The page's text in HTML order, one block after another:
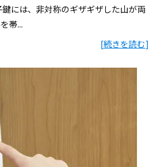
には、非対称のギザギザした山が両
帯...
[続きを読む]